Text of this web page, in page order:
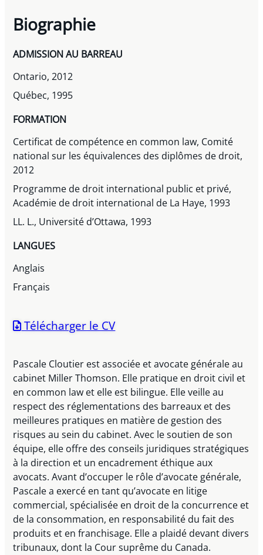
Biographie
ADMISSION AU BARREAU
Ontario, 2012
Québec, 1995
FORMATION
Certificat de compétence en common law, Comité
national sur les équivalences des diplômes de droit,
2012
Programme de droit international public et privé,
Académie de droit international de La Haye, 1993
LL. L., Université d’Ottawa, 1993
LANGUES
Anglais
Français
Télécharger le CV
Pascale Cloutier est associée et avocate générale au
cabinet Miller Thomson. Elle pratique en droit civil et
en common law et elle est bilingue. Elle veille au
respect des réglementations des barreaux et des
meilleures pratiques en matière de gestion des
risques au sein du cabinet. Avec le soutien de son
équipe, elle offre des conseils juridiques stratégiques
à la direction et un encadrement éthique aux
avocats. Avant d’occuper le rôle d’avocate générale,
Pascale a exercé en tant qu’avocate en litige
commercial, spécialisée en droit de la concurrence et
de la consommation, en responsabilité du fait des
produits et en franchisage. Elle a plaidé devant divers
tribunaux, dont la Cour suprême du Canada.